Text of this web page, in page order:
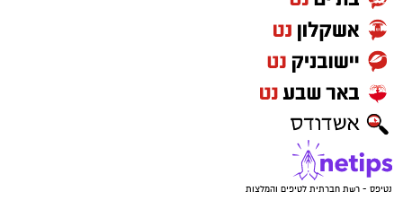
נטיפס - רשת חברתית לטיפים והמלצות